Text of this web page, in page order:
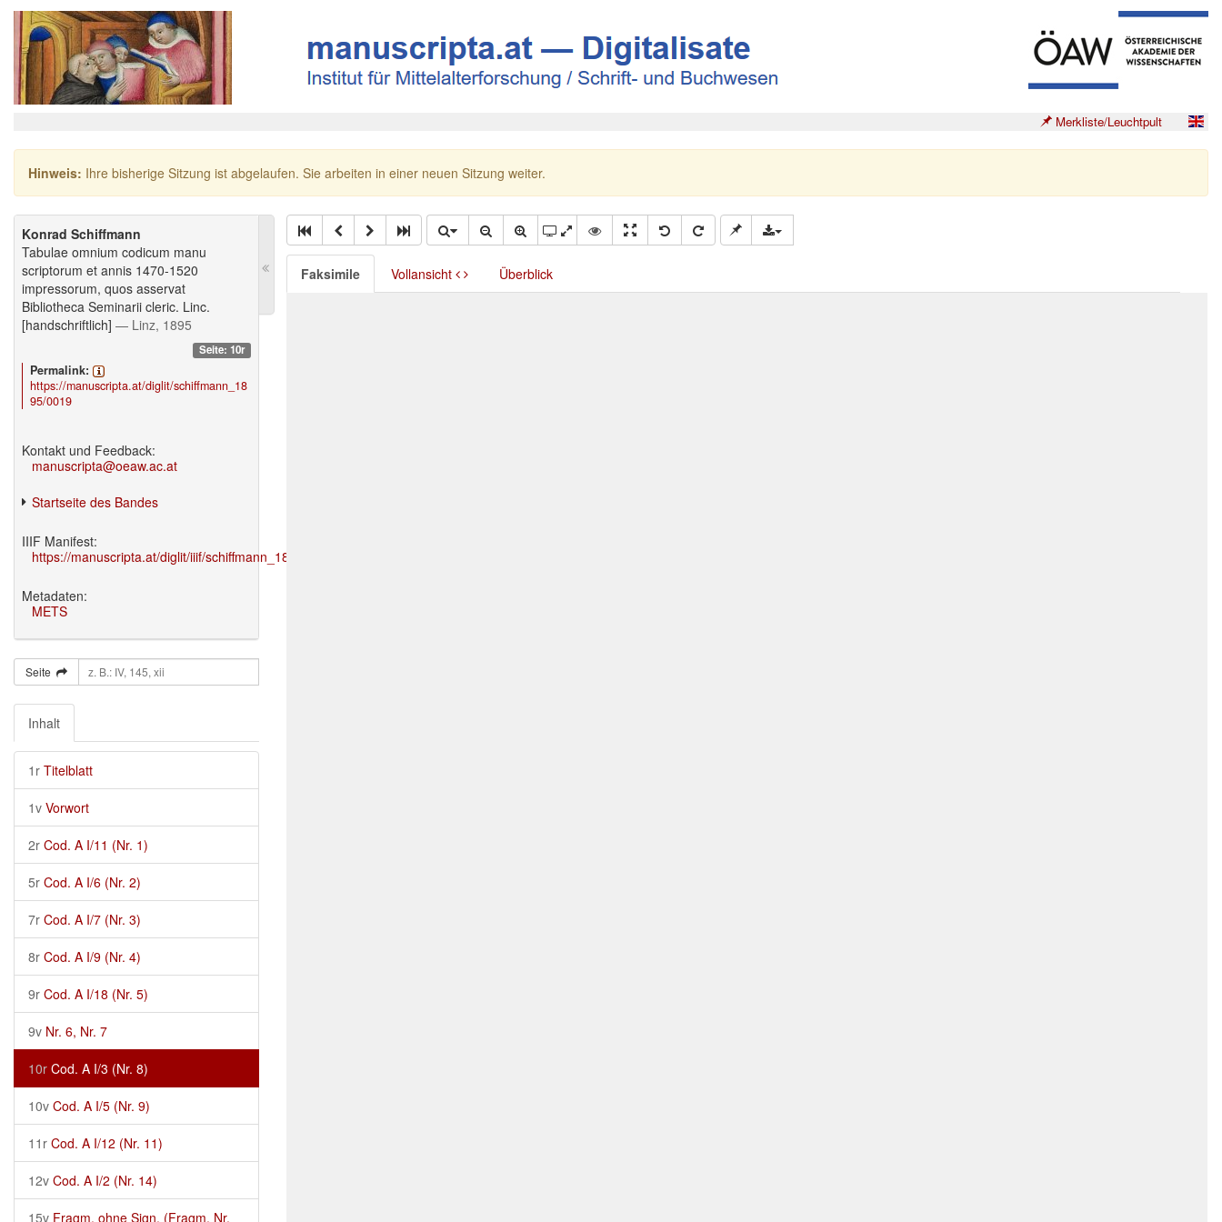
Merkliste/Leuchtpult
Hinweis: Ihre bisherige Sitzung ist abgelaufen. Sie arbeiten in einer neuen Sitzung weiter.
Konrad Schiffmann
Tabulae omnium codicum manu
scriptorum et annis 1470-1520
impressorum, quos asservat
Bibliotheca Seminarii cleric. Linc.
[handschriftlich] — Linz, 1895
Seite: 10r
Permalink:
https://manuscripta.at/diglit/schiffmann_18
95/0019
Kontakt und Feedback:
manuscripta@oeaw.ac.at
Startseite des Bandes
IIIF Manifest:
https://manuscripta.at/diglit/iiif/schiffmann_1895/manifest.json
Metadaten:
METS
Seite
Inhalt
1r Titelblatt
1v Vorwort
2r Cod. A I/11 (Nr. 1)
5r Cod. A I/6 (Nr. 2)
7r Cod. A I/7 (Nr. 3)
8r Cod. A I/9 (Nr. 4)
9r Cod. A I/18 (Nr. 5)
9v Nr. 6, Nr. 7
10r Cod. A I/3 (Nr. 8)
10v Cod. A I/5 (Nr. 9)
11r Cod. A I/12 (Nr. 11)
12v Cod. A I/2 (Nr. 14)
15v Fragm. ohne Sign. (Fragm. Nr.
Faksimile Vollansicht Überblick